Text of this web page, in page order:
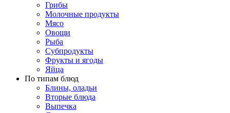
Грибы
Молочные продукты
Мясо
Овощи
Рыба
Субпродукты
Фрукты и ягоды
Яйца
По типам блюд
Блины, оладьи
Вторые блюда
Выпечка